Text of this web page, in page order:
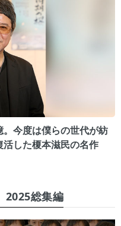
今度は僕らの世代が紡
した榎本滋民の名作
総集編